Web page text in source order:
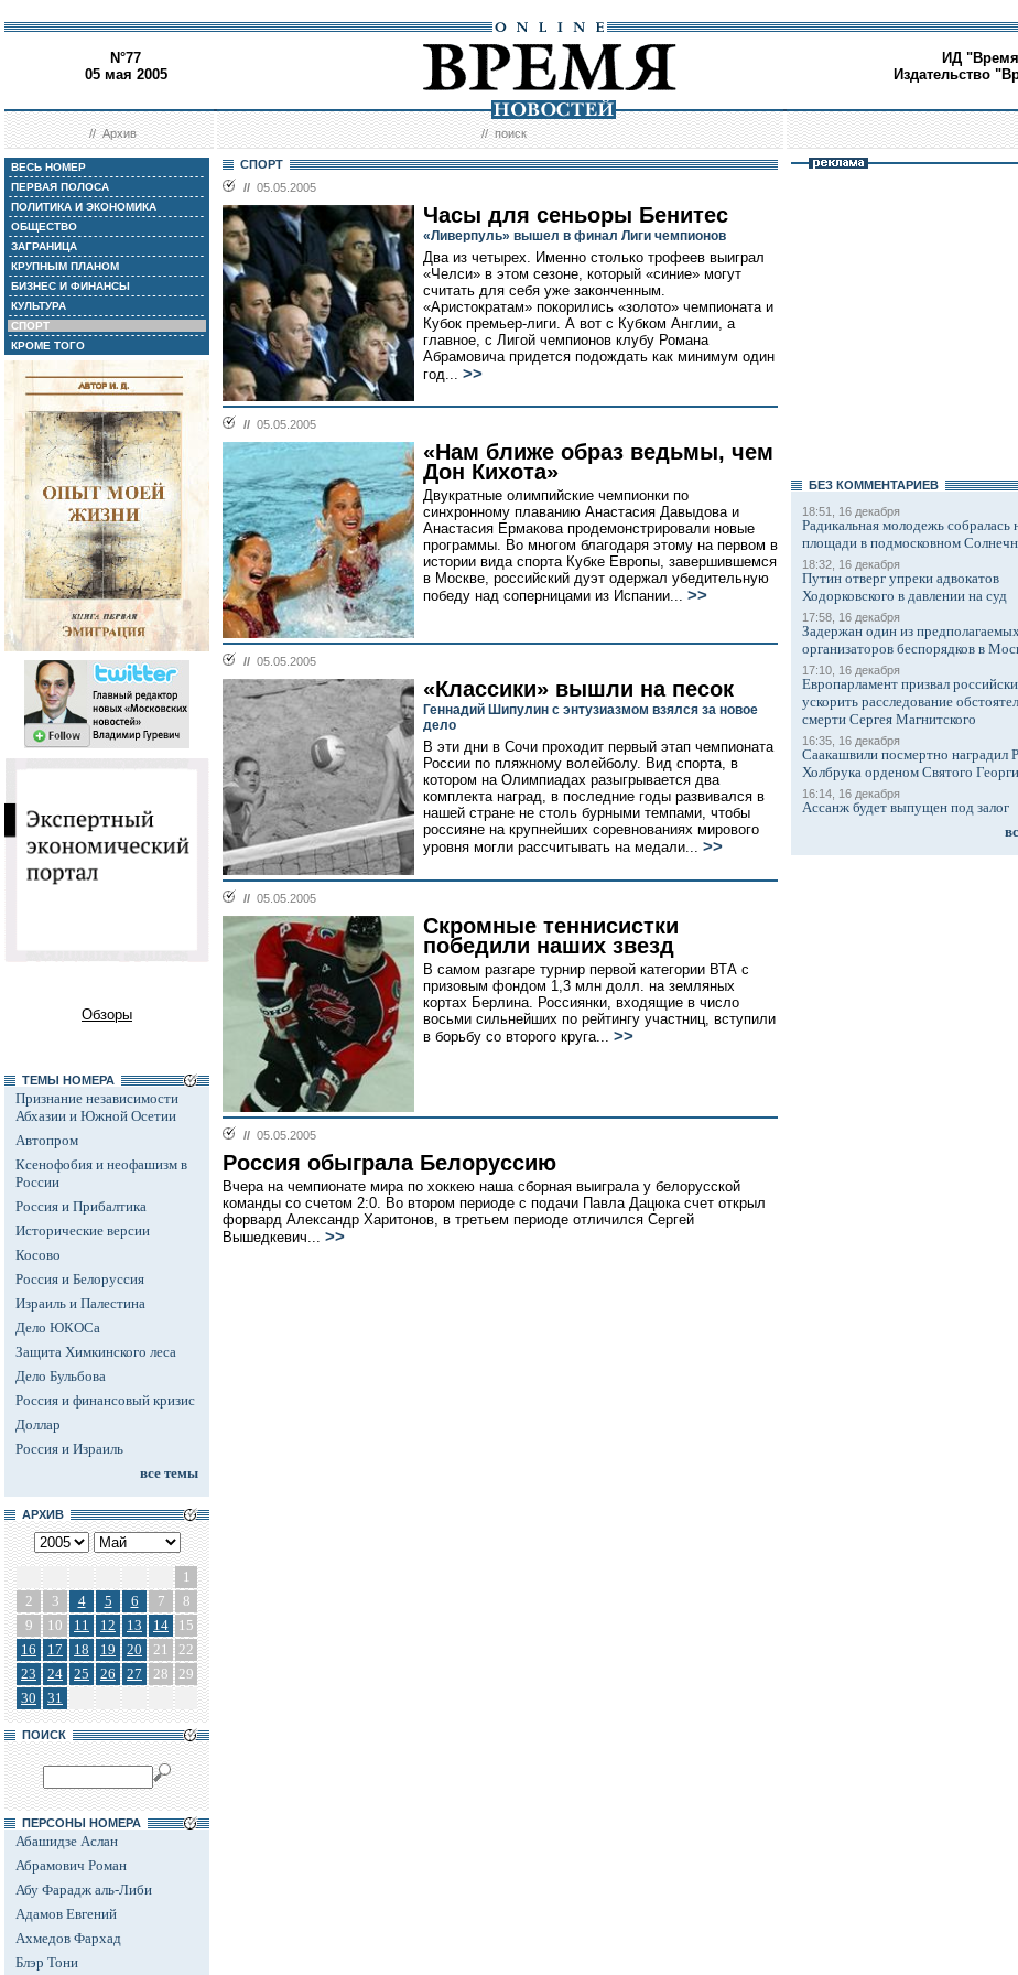
N°77
05 мая 2005
ИД
Издательство
//Архив //поиск
ВЕСЬ НОМЕР
ПЕРВАЯ ПОЛОСА
ПОЛИТИКА И ЭКОНОМИКА
ОБЩЕСТВО
ЗАГРАНИЦА
КРУПНЫМ ПЛАНОМ
БИЗНЕС И ФИНАНСЫ
КУЛЬТУРА
СПОРТ
КРОМЕ ТОГО
Обзоры
ТЕМЫ НОМЕРА
Признание независимости
Абхазии и Южной Осетии
Автопром
Ксенофобия и неофашизм в
России
Россия и Прибалтика
Исторические версии
Косово
Россия и Белоруссия
Израиль и Палестина
Дело ЮКОСа
Защита Химкинского леса
Дело Бульбова
Россия и финансовый кризис
Доллар
Россия и Израиль
все темы
АРХИВ
1
2
3 4 5 6 7
8
9
10 11 12 13 14
15
16
17 18 19 20 21
22
23
24 25 26 27 28
29
30
31
ПОИСК
ПЕРСОНЫ НОМЕРА
Абашидзе Аслан
Абрамович Роман
Абу Фарадж аль-Либи
Адамов Евгений
Ахмедов Фархад
Блэр Тони
СПОРТ
// 05.05.2005
Часы для сеньоры Бенитес
«Ливерпуль» вышел в финал Лиги чемпионов
Два из четырех. Именно столько трофеев выиграл
«Челси» в этом сезоне, который «синие» могут
считать для себя уже законченным.
«Аристократам» покорились «золото» чемпионата и
Кубок премьер-лиги. А вот с Кубком Англии, а
главное, с Лигой чемпионов клубу Романа
Абрамовича придется подождать как минимум один
год... >>
// 05.05.2005
«Нам ближе образ ведьмы, чем
Дон Кихота»
Двукратные олимпийские чемпионки по
синхронному плаванию Анастасия Давыдова и
Анастасия Ермакова продемонстрировали новые
программы. Во многом благодаря этому на первом в
истории вида спорта Кубке Европы, завершившемся
в Москве, российский дуэт одержал убедительную
победу над соперницами из Испании... >>
// 05.05.2005
«Классики» вышли на песок
Геннадий Шипулин с энтузиазмом взялся за новое
дело
В эти дни в Сочи проходит первый этап чемпионата
России по пляжному волейболу. Вид спорта, в
котором на Олимпиадах разыгрывается два
комплекта наград, в последние годы развивался в
нашей стране не столь бурными темпами, чтобы
россияне на крупнейших соревнованиях мирового
уровня могли рассчитывать на медали... >>
// 05.05.2005
Скромные теннисистки
победили наших звезд
В самом разгаре турнир первой категории ВТА с
призовым фондом 1,3 млн долл. на земляных
кортах Берлина. Россиянки, входящие в число
восьми сильнейших по рейтингу участниц, вступили
в борьбу со второго круга... >>
// 05.05.2005
Россия обыграла Белоруссию
Вчера на чемпионате мира по хоккею наша сборная выиграла у белорусской
команды со счетом 2:0. Во втором периоде с подачи Павла Дацюка счет открыл
форвард Александр Харитонов, в третьем периоде отличился Сергей
Вышедкевич... >>
БЕЗ КОМMЕНТАРИЕВ
18:51, 16 декабря
Радикальная молодежь собралась
площади в подмосковном
18:32, 16 декабря
Путин отверг упреки адвокатов
Ходорковского в давлении на суд
17:58, 16 декабря
Задержан один из
организаторов беспорядков в
17:10, 16 декабря
Европарламент призвал
ускорить расследование
смерти Сергея Магнитского
16:35, 16 декабря
Саакашвили посмертно наградил
Холбрука орденом Святого
16:14, 16 декабря
Ассанж будет выпущен под залог